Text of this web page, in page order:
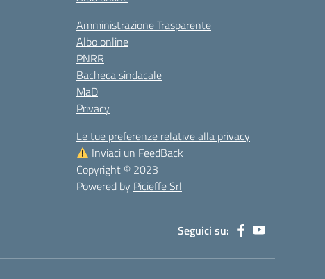
Amministrazione Trasparente
Albo online
PNRR
Bacheca sindacale
MaD
Privacy
Le tue preferenze relative alla privacy
Inviaci un FeedBack
Copyright © 2023
Powered by Picieffe Srl
Seguici su: